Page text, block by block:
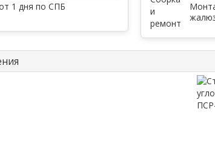
1 дня по СПБ